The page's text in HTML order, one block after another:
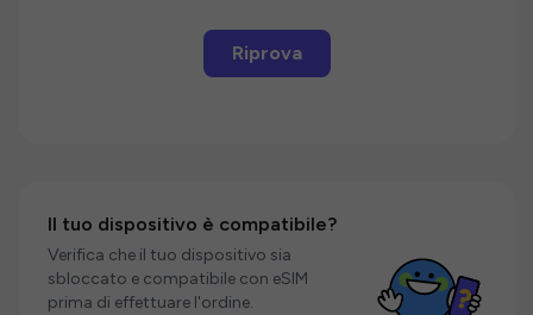
Riprova
Il tuo dispositivo è compatibile?
Verifica che il tuo dispositivo sia
sbloccato e compatibile con eSIM
prima di effettuare l'ordine.